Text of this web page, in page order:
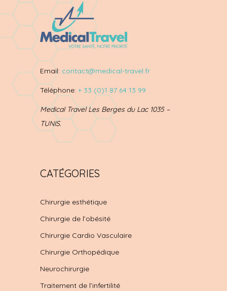
Email: contact@medical-travel.fr
Téléphone: + 33 (0)1 87 64 13 99
Medical Travel Les Berges du Lac 1035 –
TUNIS.
CATÉGORIES
Chirurgie esthétique
Chirurgie de l’obésité
Chirurgie Cardio Vasculaire
Chirurgie Orthopédique
Neurochirurgie
Traitement de l’infertilité